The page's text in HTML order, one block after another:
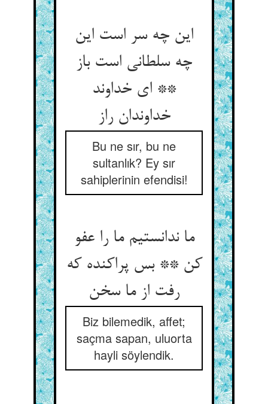
این چه سر است این
چه سلطانی است باز
** ای خداوند
خداوندان راز
Bu ne sır, bu ne
sultanlık? Ey sır
sahiplerinin efendisi!
ما ندانستیم ما را عفو
کن ** بس پراکنده که
رفت از ما سخن‏
Biz bilemedik, affet;
saçma sapan, uluorta
hayli söylendik.